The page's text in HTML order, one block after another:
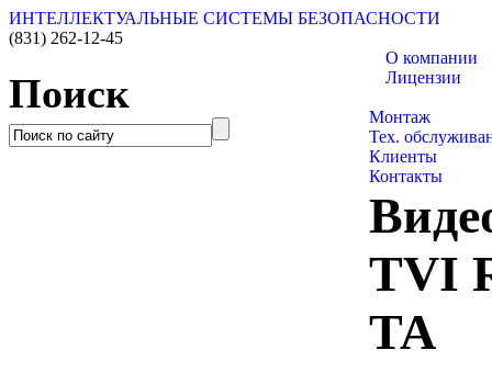
ИНТЕЛЛЕКТУАЛЬНЫЕ СИСТЕМЫ БЕЗОПАСНОСТИ
(831) 262-12-45
Поиск
О компании
Лицензии
Монтаж
Тех.
Клиенты
Контакты
TVI
TA